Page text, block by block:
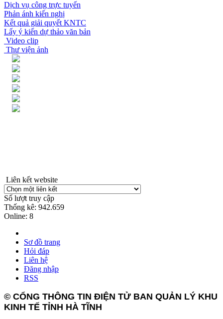
Dịch vụ công trực tuyến
Phản ánh kiến nghị
Kết quả giải quyết KNTC
Lấy ý kiến dự thảo văn bản
Video clip
Thư viện ảnh
Liên kết website
Số lượt truy cập
Thống kê: 942.659
Online: 8
Sơ đồ trang
Hỏi đáp
Liên hệ
Đăng nhập
RSS
© CỔNG THÔNG TIN ĐIỆN TỬ BAN QUẢN LÝ KHU
KINH TẾ TỈNH HÀ TĨNH